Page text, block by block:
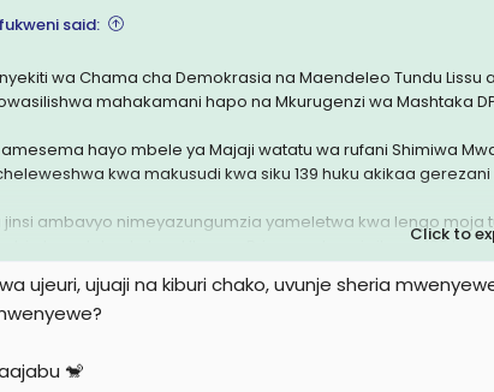
said:
wa Chama cha Demokrasia na Maendeleo Tundu
mahakamani hapo na Mkurugenzi wa Mashtaka
amesema hayo mbele ya Majaji watatu wa rufani Shimiwa
kwa makusudi kwa siku 139 huku akikaa
jinsi ambavyo nimeyazungumzia yameletwa kwa lengo moja
ataendelea kukaa Ukonga Prison na leo ni siku ya 139
Lissu
mwenendo wa mahakama hautumiki vibaya ni
Click to
ujeuri, ujuaji na kiburi chako, uvunje sheria
🐒